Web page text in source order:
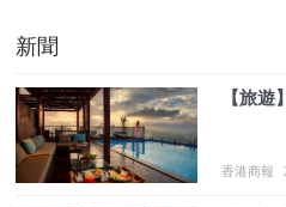
新聞
【旅
香港商報